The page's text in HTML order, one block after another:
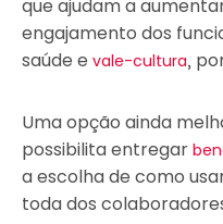
que ajudam a
engajamento dos
saúde e vale-cultura,
Uma opção ainda
possibilita entregar
a escolha de como
toda dos